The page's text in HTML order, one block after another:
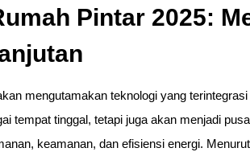
Pintar 2025:
mengutamakan teknologi yang
tempat tinggal, tetapi juga akan menjadi
keamanan, dan efisiensi energi.